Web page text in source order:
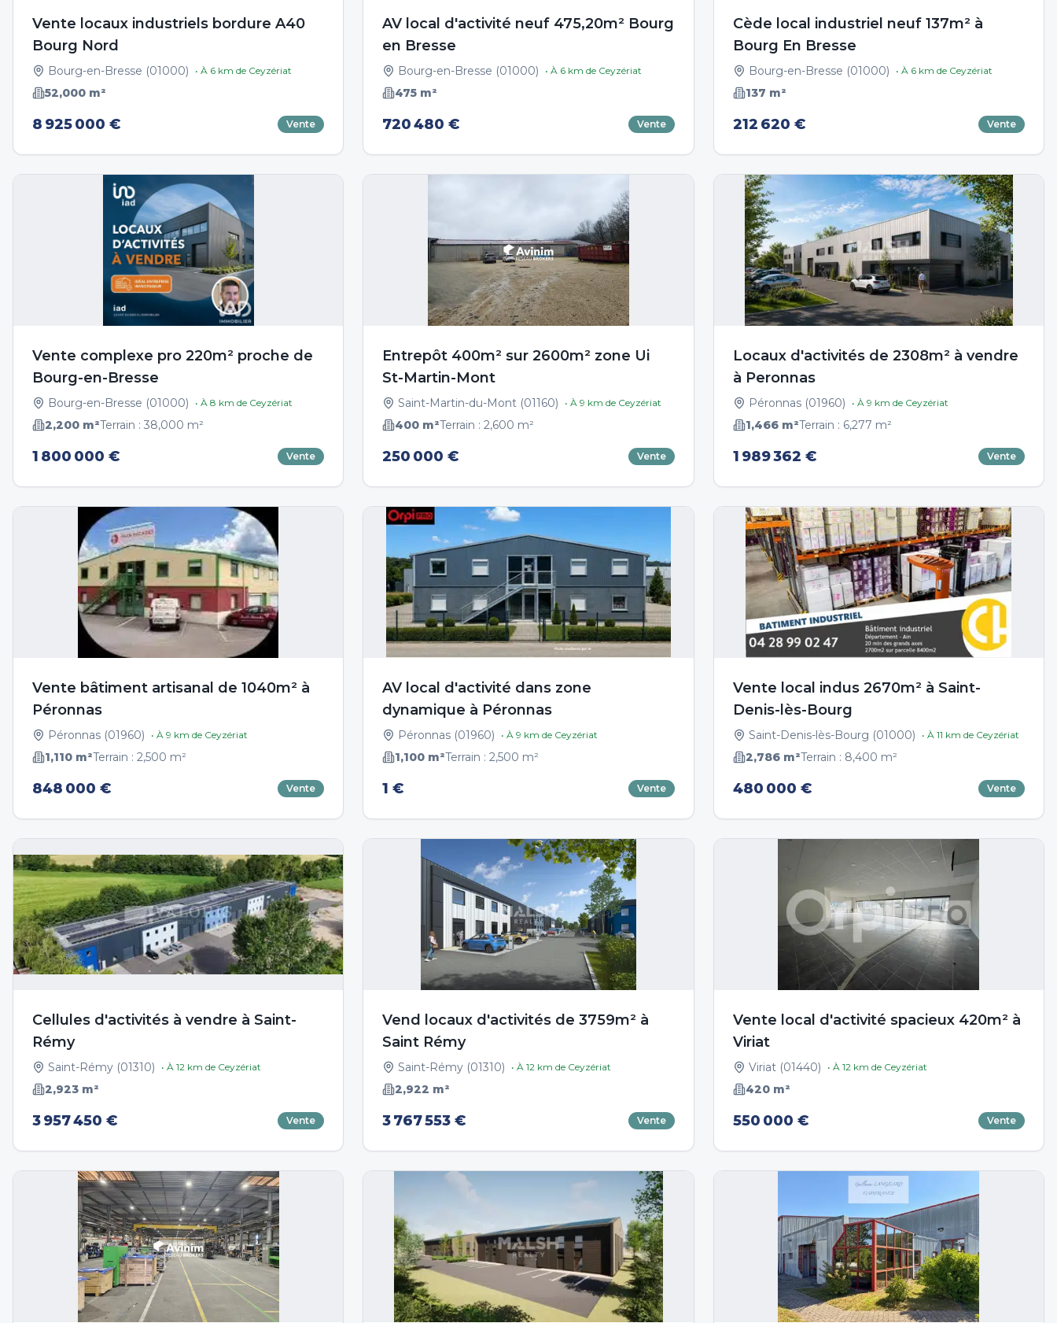
Vente locaux industriels bordure A40
Bourg Nord
Bourg-en-Bresse (01000) • À 6 km de Ceyzériat
52,000 m²
8 925 000 € Vente
AV local d'activité neuf 475,20m² Bourg
en Bresse
Bourg-en-Bresse (01000) • À 6 km de Ceyzériat
475 m²
720 480 € Vente
Cède local industriel neuf 137m² à
Bourg En Bresse
Bourg-en-Bresse (01000) • À 6km de Ceyzériat
137 m²
212 620 € Vente
Vente complexe pro 220m² proche de
Bourg-en-Bresse
Bourg-en-Bresse (01000) • À 8 km de Ceyzériat
2,200 m²Terrain : 38,000 m²
1 800 000 € Vente
Entrepôt 400m² sur 2600m² zone Ui
St-Martin-Mont
Saint-Martin-du-Mont (01160) • À9 km de Ceyzériat
400 m²Terrain :2,600 m²
250 000 € Vente
Locaux d'activités de 2308m² à vendre
à Peronnas
Péronnas(01960) • À 9 km de Ceyzériat
1,466m²Terrain : 6,277 m²
1 989 362 € Vente
Vente bâtiment artisanal de 1040m² à
Péronnas
Péronnas (01960) • À 9 km de Ceyzériat
1,110 m²Terrain : 2,500 m²
848 000 € Vente
AV local d'activité dans zone
dynamique à Péronnas
Péronnas (01960) • À9 km de Ceyzériat
1,100 m²Terrain :2,500 m²
1 € Vente
Vente local indus 2670m² à Saint-
Denis-lès-Bourg
Saint-Denis-lès-Bourg (01000) • À 11 km de Ceyzériat
2,786m²Terrain : 8,400 m²
480 000 € Vente
Cellules d'activités à vendre à Saint-
Rémy
Saint-Rémy (01310) • À 12 km de Ceyzériat
2,923 m²
3 957 450 € Vente
Vend locaux d'activités de 3759m² à
Saint Rémy
Saint-Rémy (01310) • À12 km de Ceyzériat
2,922 m²
3 767 553 € Vente
Vente local d'activité spacieux 420m² à
Viriat
Viriat(01440) • À 12km de Ceyzériat
420m²
550 000 € Vente